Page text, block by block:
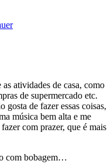
atividades de casa, como
de supermercado etc.
gosta de fazer essas coisas,
música bem alta e me
com prazer, que é mais
com bobagem…